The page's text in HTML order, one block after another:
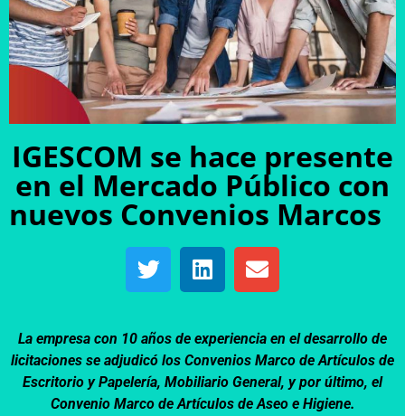
IGESCOM se hace presente
en el Mercado Público con
nuevos Convenios Marcos
La empresa con 10 años de experiencia en el desarrollo de
licitaciones se adjudicó los Convenios Marco de Artículos de
Escritorio y Papelería, Mobiliario General, y por último, el
Convenio Marco de Artículos de Aseo e Higiene.